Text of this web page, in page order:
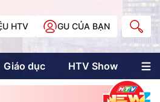
HTV GU CỦA BẠN
Giáo dục HTV Show